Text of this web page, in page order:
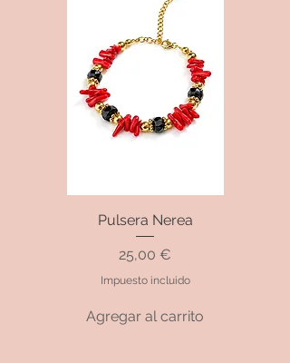
Pulsera Nerea
Precio
25,00 €
Impuesto incluido
Agregar al carrito